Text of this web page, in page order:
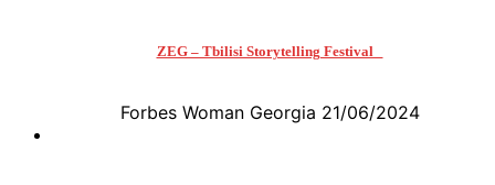
ZEG – Tbilisi Storytelling Festival
Forbes Woman Georgia 21/06/2024